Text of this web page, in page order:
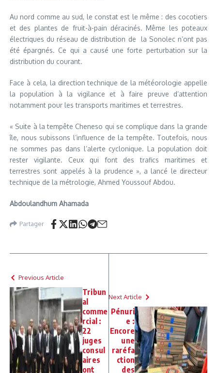
Au nord comme au sud, le constat est le même : des cocotiers
et des plantes de fruit-à-pain déracinés. Même les poteaux
électriques du réseau de distribution de la Sonolec n’ont pas
été épargnés. Ce qui a causé une forte perturbation sur la
distribution du courant.
Face à cela, la direction technique de la météorologie appelle
la population à la vigilance et à faire preuve d’attention
notamment pour les transports maritimes et terrestres.
« Suite à la tempête Cheneso qui se complique dans la grande
île, nous subissons l’influence de la tempête. Toutefois, nous
ne sommes pas dans l’alerte cyclonique. La population doit
rester vigilante. Ceux qui font des trafics maritimes et
terrestres sont appelés à la prudence », a lancé le directeur
technique de la métrologie, Ahmed Youssouf Abdou.
Abdoulandhum Ahamada
Partager
Previous Article
Tribun
al
comme
rcial :
22
juges
consul
aires
ont
Next Article
Pénuri
e :
Encore
une
raréfa
ction
des